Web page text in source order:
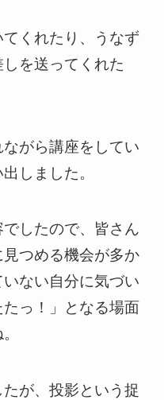
くれたり、うなず
を送ってくれた
がら講座をしてい
しました。
したので、皆さん
つめる機会が多か
ない自分に気づい
っ！」となる場面
が、投影という捉